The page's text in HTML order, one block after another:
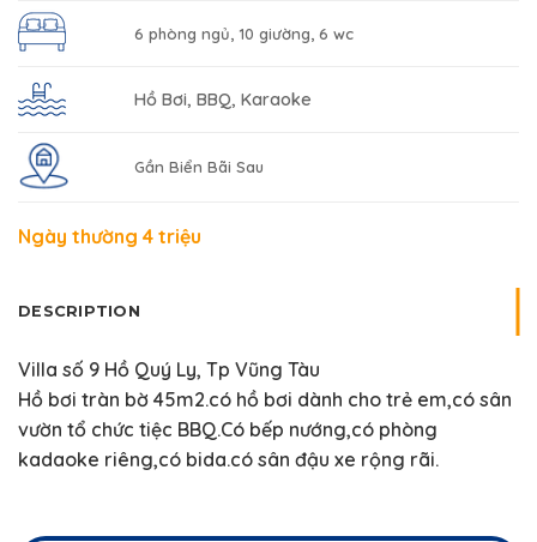
6 phòng ngủ, 10 giường, 6 wc
Hồ Bơi, BBQ, Karaoke
Gần Biển Bãi Sau
Ngày thường 4 triệu
DESCRIPTION
Villa số 9 Hồ Quý Ly, Tp Vũng Tàu
Hồ bơi tràn bờ 45m2.có hồ bơi dành cho trẻ em,có sân
vườn tổ chức tiệc BBQ.Có bếp nướng,có phòng
kadaoke riêng,có bida.có sân đậu xe rộng rãi.